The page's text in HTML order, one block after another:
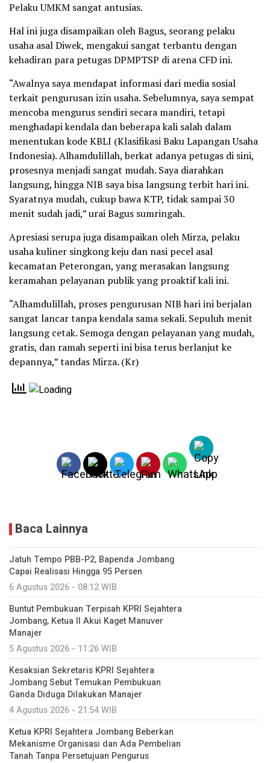
Pelaku UMKM sangat antusias.
Hal ini juga disampaikan oleh Bagus, seorang pelaku
usaha asal Diwek, mengakui sangat terbantu dengan
kehadiran para petugas DPMPTSP di arena CFD ini.
“Awalnya saya mendapat informasi dari media sosial
terkait pengurusan izin usaha. Sebelumnya, saya sempat
mencoba mengurus sendiri secara mandiri, tetapi
menghadapi kendala dan beberapa kali salah dalam
menentukan kode KBLI (Klasifikasi Baku Lapangan Usaha
Indonesia). Alhamdulillah, berkat adanya petugas di sini,
prosesnya menjadi sangat mudah. Saya diarahkan
langsung, hingga NIB saya bisa langsung terbit hari ini.
Syaratnya mudah, cukup bawa KTP, tidak sampai 30
menit sudah jadi,” urai Bagus sumringah.
Apresiasi serupa juga disampaikan oleh Mirza, pelaku
usaha kuliner singkong keju dan nasi pecel asal
kecamatan Peterongan, yang merasakan langsung
keramahan pelayanan publik yang proaktif kali ini.
“Alhamdulillah, proses pengurusan NIB hari ini berjalan
sangat lancar tanpa kendala sama sekali. Sepuluh menit
langsung cetak. Semoga dengan pelayanan yang mudah,
gratis, dan ramah seperti ini bisa terus berlanjut ke
depannya,” tandas Mirza. (Kr)
Baca Lainnya
Jatuh Tempo PBB-P2, Bapenda Jombang
Capai Realisasi Hingga 95 Persen
6 Agustus 2026 - 08:12 WIB
Buntut Pembukuan Terpisah KPRI Sejahtera
Jombang, Ketua II Akui Kaget Manuver
Manajer
5 Agustus 2026 - 11:26 WIB
Kesaksian Sekretaris KPRI Sejahtera
Jombang Sebut Temukan Pembukuan
Ganda Diduga Dilakukan Manajer
4 Agustus 2026 - 21:54 WIB
Ketua KPRI Sejahtera Jombang Beberkan
Mekanisme Organisasi dan Ada Pembelian
Tanah Tanpa Persetujuan Pengurus